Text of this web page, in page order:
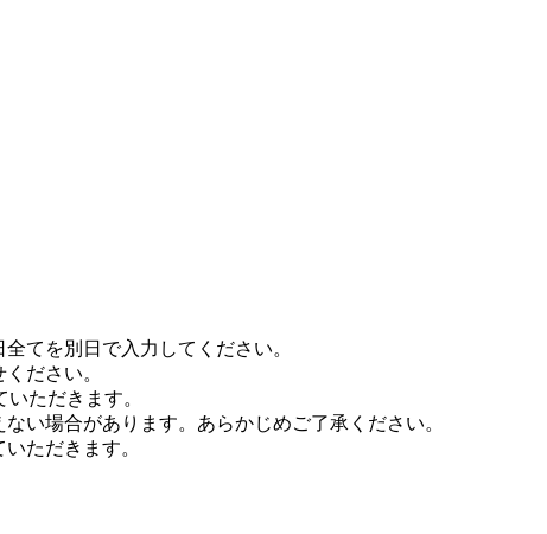
てを別日で入力してください。
ださい。
ただきます。
い場合があります。あらかじめご了承ください。
ただきます。